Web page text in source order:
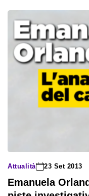
Attualità 23 Set 2013
Emanuela